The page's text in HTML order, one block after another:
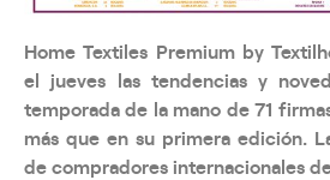
Home Textiles Premium by
el jueves las tendencias y
temporada de la mano de 71
más que en su primera edición.
de compradores internacionales